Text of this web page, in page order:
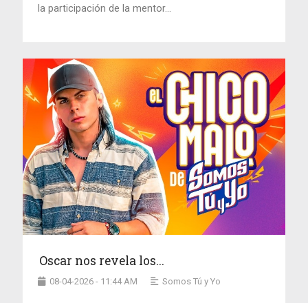
la participación de la mentor...
Oscar nos revela los...
08-04-2026 - 11:44 AM Somos Tú y Yo